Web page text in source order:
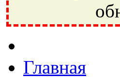
Ивантеевка, подшипники,
Главная